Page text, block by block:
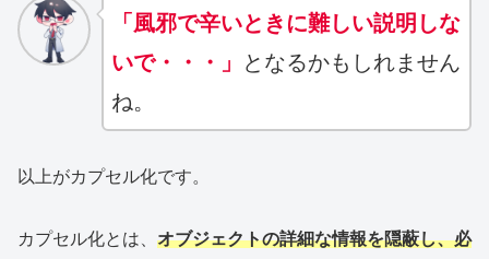
「風邪で辛いときに難しい説明しな
いで・・・」
となるかもしれません
ね。
以上がカプセル化です。
カプセル化とは、 オブジェクトの詳細な情報を隠蔽し、必